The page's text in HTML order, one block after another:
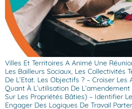
Villes Et Territoires A Animé Une
Les Bailleurs Sociaux, Les Collectivités
De L’Etat. Les Objectifs ? – Croiser
Quant À L’utilisation De
Sur Les Propriétés Bâties) – Identifier
Engager Des Logiques De Travail